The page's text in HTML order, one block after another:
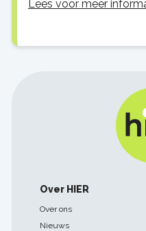
Lees voor meer
Footer
navigatie
Over HIER
Over ons
Nieuws